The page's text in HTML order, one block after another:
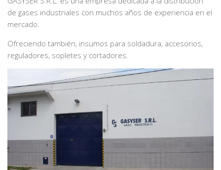
de gases industriales con muchos años de experiencia en el
mercado.
Ofreciendo también, insumos para soldadura, accesorios,
reguladores, sopletes y cortadores.